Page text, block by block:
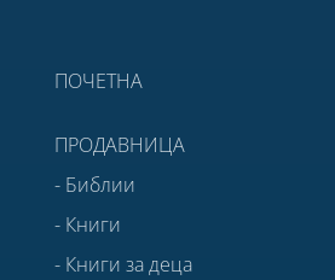
ПОЧЕТНА
ПРОДАВНИЦА
- Библии
- Книги
- Книги за деца